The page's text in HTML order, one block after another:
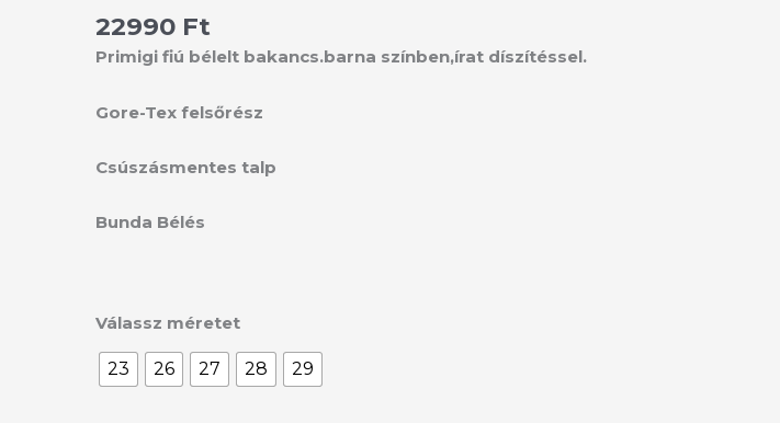
22990 Ft
Primigi fiú bélelt bakancs.barna színben,írat díszítéssel.
Gore-Tex felsőrész
Csúszásmentes talp
Bunda Bélés
Válassz méretet
23 26 27 28 29
29
/
mennyiség